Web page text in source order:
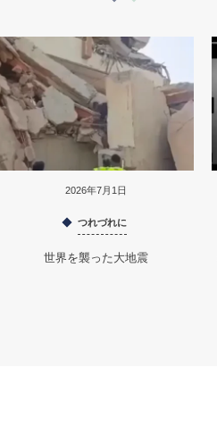
2026年7月1日
つれづれに
世界を襲った大地震